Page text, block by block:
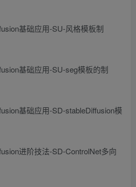
基础应用-SU-风格模板制
基础应用-SU-seg模板的制
基础应用-SD-stableDiffusion模
进阶技法-SD-ControlNet多向